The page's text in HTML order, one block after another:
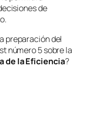
de
preparación del
número 5 sobre la
de la Eficiencia?